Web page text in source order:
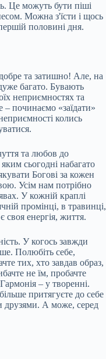
Це можуть бути піші
Можна з'їсти і щось
половині дня.
та затишно! Але, на
багато. Бувають
неприємностях та
починаємо «заїдати»
колись
та любов до
сьогодні набагато
Богові за кожен
Усім нам потрібно
У кожній краплі
промінці, в травинці,
своя енергія, життя.
У когось завжди
Полюбіть себе,
тих, хто завдав образ,
не їм, пробачте
– у творенні.
притягуєте до себе
друзями. А може, серед